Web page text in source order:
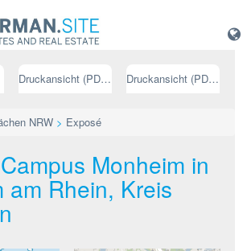
Druckansicht (PDF) // deutsch Druckansicht (PDF) // englisch
NRW > Exposé
Monheim in
am Rhein, Kreis